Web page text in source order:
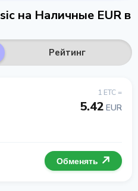
на Наличные EUR в
Рейтинг
1 ETC =
5.42 EUR
Обменять